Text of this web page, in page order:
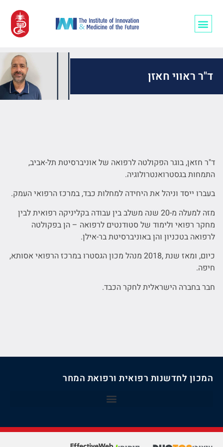
ד"ר ראווי חאזן
ד"ר חזאן, בוגר הפקולטה לרפואה של אוניברסיטת תל-אביב,
התמחות בגסטרואנטרולוגיה.
בעברו ייסד וניהל את היחידה למחלות כבד, במרכז הרפואי העמק.
מזה למעלה מ-20 שנה משלב בין עבודה בקליניקה רפואית לבין
מחקר רפואי ולימוד של סטודנטים לרפואה – הן בפקולטה
לרפואה בטכניון והן באוניברסיטת בר-אילן.
כיום, ומאז שנת ,2018 מנהל מכון הגסטרו במרכז הרפואי אסותא,
חיפה.
חבר בחברה הישראלית לחקר הכבד.
המכון לחדשנות רפואית ורפואת המחר